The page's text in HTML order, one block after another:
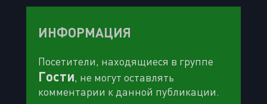
ИНФОРМАЦИЯ
Посетители, находящиеся в группе
Гости, не могут оставлять
комментарии к данной публикации.